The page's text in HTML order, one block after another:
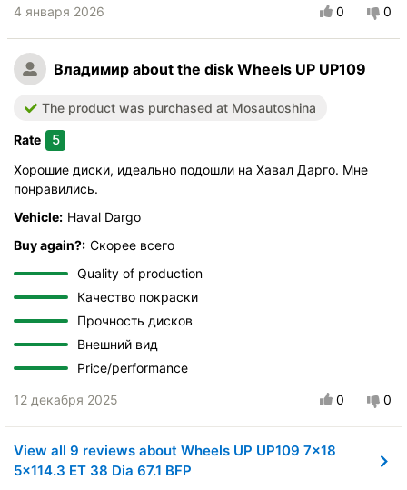
Buy again?: Скорее всего
Качество покраски
Внешний вид
4 января 2026
0 0
Владимир about the disk Wheels UP UP109
The product was purchased at Mosautoshina
Rate 5
Хорошие диски, идеально подошли на Хавал Дарго. Мне
понравились.
Vehicle: Haval Dargo
Buy again?: Скорее всего
Quality of production
Качество покраски
Прочность дисков
Внешний вид
Price/performance
12 декабря 2025 0 0
View all 9 reviews about Wheels UP UP109 7x18
5x114.3 ET 38 Dia 67.1 BFP